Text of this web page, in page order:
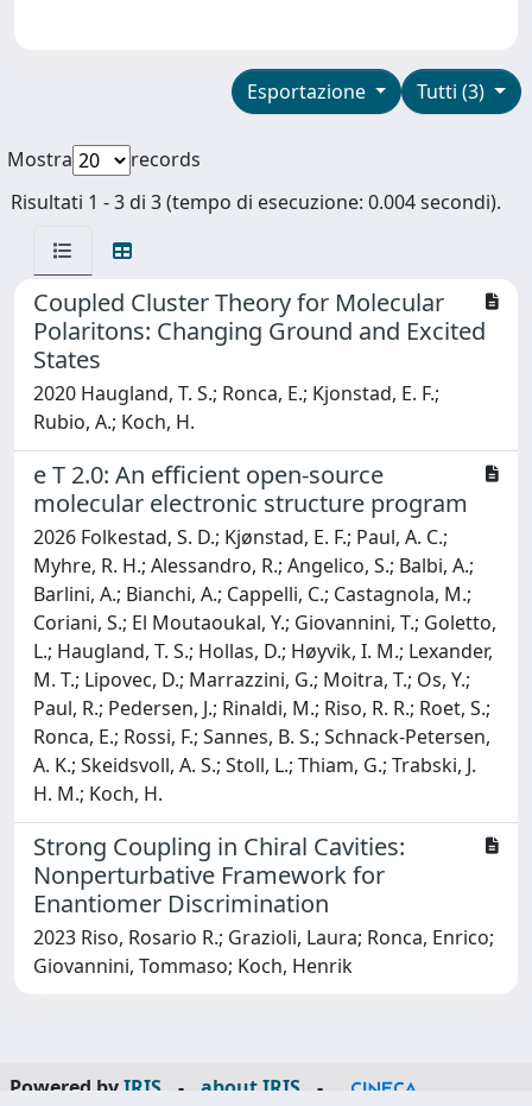
Tutti (3)
Esportazione
Mostra
records
Risultati 1 - 3 di 3 (tempo di esecuzione: 0.004 secondi).
Coupled Cluster Theory for Molecular
Polaritons: Changing Ground and Excited
States
2020 Haugland, T. S.; Ronca, E.; Kjonstad, E. F.;
Rubio, A.; Koch, H.
e T 2.0: An efficient open-source
molecular electronic structure program
2026 Folkestad, S. D.; Kjønstad, E. F.; Paul, A. C.;
Myhre, R. H.; Alessandro, R.; Angelico, S.; Balbi, A.;
Barlini, A.; Bianchi, A.; Cappelli, C.; Castagnola, M.;
Coriani, S.; El Moutaoukal, Y.; Giovannini, T.; Goletto,
L.; Haugland, T. S.; Hollas, D.; Høyvik, I. M.; Lexander,
M. T.; Lipovec, D.; Marrazzini, G.; Moitra, T.; Os, Y.;
Paul, R.; Pedersen, J.; Rinaldi, M.; Riso, R. R.; Roet, S.;
Ronca, E.; Rossi, F.; Sannes, B. S.; Schnack-Petersen,
A. K.; Skeidsvoll, A. S.; Stoll, L.; Thiam, G.; Trabski, J.
H. M.; Koch, H.
Strong Coupling in Chiral Cavities:
Nonperturbative Framework for
Enantiomer Discrimination
2023 Riso, Rosario R.; Grazioli, Laura; Ronca, Enrico;
Giovannini, Tommaso; Koch, Henrik
Powered byIRIS - about IRIS
-